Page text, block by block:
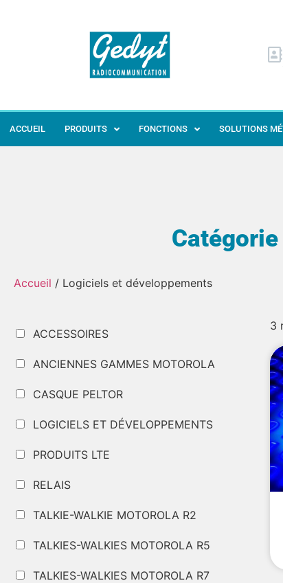
ACCUEIL PRODUITS FONCTIONS SOLUTIONS
Accueil / Logiciels et développements
ACCESSOIRES
ANCIENNES GAMMES MOTOROLA
CASQUE PELTOR
LOGICIELS ET DÉVELOPPEMENTS
PRODUITS LTE
RELAIS
TALKIE-WALKIE MOTOROLA R2
TALKIES-WALKIES MOTOROLA R5
TALKIES-WALKIES MOTOROLA R7
3